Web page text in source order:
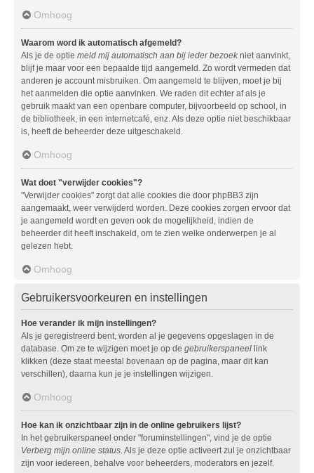
Omhoog
Waarom word ik automatisch afgemeld?
Als je de optie meld mij automatisch aan bij ieder bezoek niet aanvinkt,
blijf je maar voor een bepaalde tijd aangemeld. Zo wordt vermeden dat
anderen je account misbruiken. Om aangemeld te blijven, moet je bij
het aanmelden die optie aanvinken. We raden dit echter af als je
gebruik maakt van een openbare computer, bijvoorbeeld op school, in
de bibliotheek, in een internetcafé, enz. Als deze optie niet beschikbaar
is, heeft de beheerder deze uitgeschakeld.
Omhoog
Wat doet "verwijder cookies"?
"Verwijder cookies" zorgt dat alle cookies die door phpBB3 zijn
aangemaakt, weer verwijderd worden. Deze cookies zorgen ervoor dat
je aangemeld wordt en geven ook de mogelijkheid, indien de
beheerder dit heeft inschakeld, om te zien welke onderwerpen je al
gelezen hebt.
Omhoog
Gebruikersvoorkeuren en instellingen
Hoe verander ik mijn instellingen?
Als je geregistreerd bent, worden al je gegevens opgeslagen in de
database. Om ze te wijzigen moet je op de gebruikerspaneel link
klikken (deze staat meestal bovenaan op de pagina, maar dit kan
verschillen), daarna kun je je instellingen wijzigen.
Omhoog
Hoe kan ik onzichtbaar zijn in de online gebruikers lijst?
In het gebruikerspaneel onder "foruminstellingen", vind je de optie
Verberg mijn online status. Als je deze optie activeert zul je onzichtbaar
zijn voor iedereen, behalve voor beheerders, moderators en jezelf.